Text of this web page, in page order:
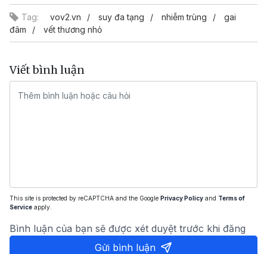
Tag: vov2.vn suy đa tạng nhiễm trùng
gai
đâm
vết thương nhỏ
Viết bình luận
This site is protected by reCAPTCHA and the Google Privacy Policy and Terms of
Service apply.
Bình luận của bạn sẽ được xét duyệt trước khi đăng
Gửi bình luận